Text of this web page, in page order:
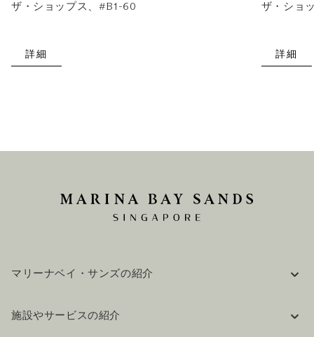
ザ・ショップス、#B1-60
詳細
ザ・ショ
詳細
マリーナベイ・サンズの紹介
採用情報
施設やサービスの紹介